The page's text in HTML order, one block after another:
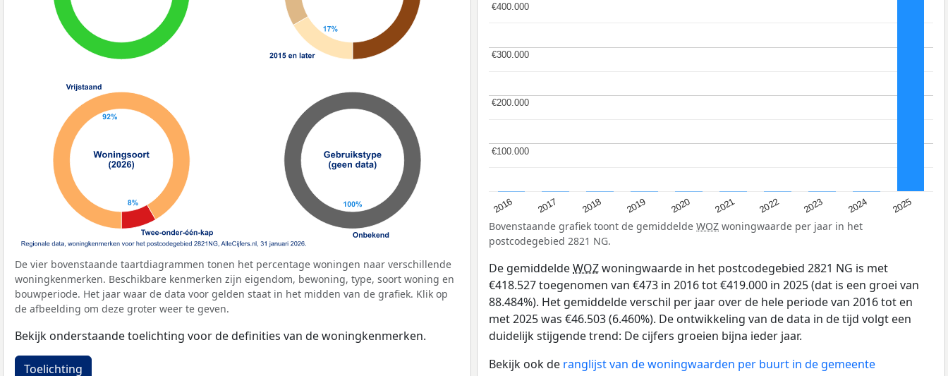
De vier bovenstaande taartdiagrammen tonen het percentage woningen naar verschillende
woningkenmerken. Beschikbare kenmerken zijn eigendom, bewoning, type, soort woning en
bouwperiode. Het jaar waar de data voor gelden staat in het midden van de grafiek. Klik op
de afbeelding om deze groter weer te geven.
Bekijk onderstaande toelichting voor de definities van de woningkenmerken.
Toelichting
2016 2017 2018 2019 2020 2021 2022 2023 2024 2025
€100.000
€100.000
€200.000
€200.000
€300.000
€300.000
€400.000
€400.000
Bovenstaande grafiek toont de gemiddelde WOZ woningwaarde per jaar in het
postcodegebied 2821 NG.
De gemiddeldeWOZwoningwaarde in het postcodegebied 2821 NG is met
€418.527 toegenomen van €473 in 2016 tot €419.000 in 2025 (dat is een groei van
88.484%). Het gemiddelde verschil per jaar over de hele periode van 2016 tot en
met 2025 was €46.503 (6.460%). De ontwikkeling van de data in de tijd volgt een
duidelijk stijgende trend: De cijfers groeien bijna ieder jaar.
Bekijk ook de ranglijst van de woningwaarden per buurt in de gemeente